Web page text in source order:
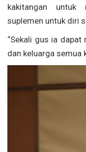
kakitangan untuk
suplemen untuk diri
“Sekali gus ia
dan keluarga semua